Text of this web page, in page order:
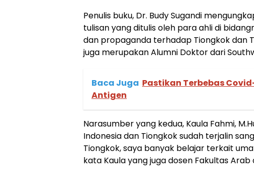
Penulis buku, Dr. Budy Sugandi
tulisan yang ditulis oleh para ahli di
dan propaganda terhadap Tiongkok dan
juga merupakan Alumni Doktor dari
Baca Juga Pastikan Terbebas
Antigen
Narasumber yang kedua, Kaula Fahmi,
Indonesia dan Tiongkok sudah terjalin
Tiongkok, saya banyak belajar terkait
kata Kaula yang juga dosen Fakultas